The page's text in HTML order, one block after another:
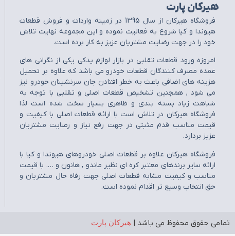
هیرکان پارت
فروشگاه هيرکان از سال 1395 در زمينه واردات و فروش قطعات
هيوندا و کيا شروع به فعاليت نموده و اين مجموعه نهايت تلاش
خود را در جهت رضايت مشتريان عزيز به کار برده است.
امروزه ورود قطعات تقلبي در بازار لوازم يدکي يکي از نگراني هاي
عمده مصرف کنندگان قطعات خودرو مي باشد که علاوه بر تحميل
هزينه هاي اضافي باعث به خطر افتادن جان سرنشينان خودرو نيز
مي شود , همچنين تشخيص قطعات اصلي و تقلبي با توجه به
شباهت زياد بسته بندي و ظاهري بسيار سخت شده است لذا
فروشگاه هيرکان در تلاش است با ارائه قطعات اصلي با کيفيت و
قيمت مناسب قدم مثبتي در جهت رفع نياز و رضايت مشتريان
عزيز بردارد.
فروشگاه هيرکان علاوه بر قطعات اصلي خودروهاي هيوندا و کيا با
ارائه ساير برندهاي معتبر کره اي نظير ماندو , هانون و …. با قيمت
مناسب و کيفيت مشابه قطعات اصلي جهت رفاه حال مشتريان و
حق انتخاب وسيع تر اقدام نموده است.
تمامی حقوق محفوظ می باشد | هیرکان پارت